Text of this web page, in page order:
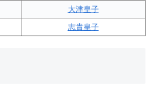
大津皇子
志貴皇子